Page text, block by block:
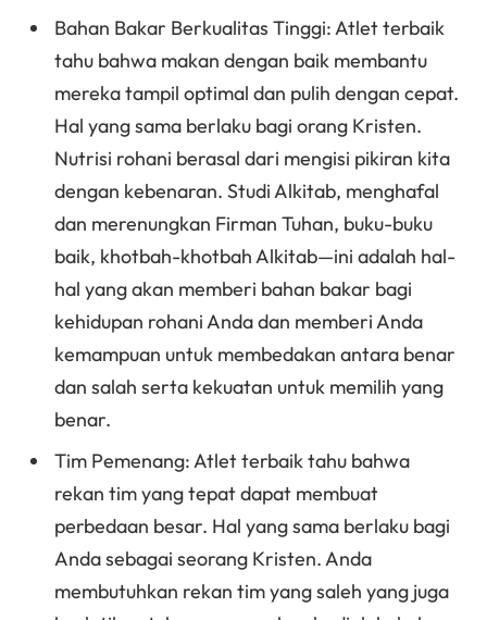
Bahan Bakar Berkualitas Tinggi: Atlet terbaik
tahu bahwa makan dengan baik membantu
mereka tampil optimal dan pulih dengan cepat.
Hal yang sama berlaku bagi orang Kristen.
Nutrisi rohani berasal dari mengisi pikiran kita
dengan kebenaran. Studi Alkitab, menghafal
dan merenungkan Firman Tuhan, buku-buku
baik, khotbah-khotbah Alkitab—ini adalah hal-
hal yang akan memberi bahan bakar bagi
kehidupan rohani Anda dan memberi Anda
kemampuan untuk membedakan antara benar
dan salah serta kekuatan untuk memilih yang
benar.
Tim Pemenang: Atlet terbaik tahu bahwa
rekan tim yang tepat dapat membuat
perbedaan besar. Hal yang sama berlaku bagi
Anda sebagai seorang Kristen. Anda
membutuhkan rekan tim yang saleh yang juga